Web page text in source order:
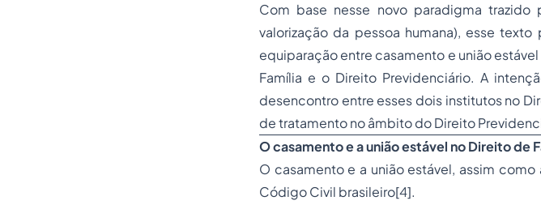
Com base nesse novo paradigma trazido
valorização da pessoa humana), esse
equiparação entre casamento e união
Família e o Direito Previdenciário. A
desencontro entre esses dois institutos no
de tratamento no âmbito do Direito
O casamento e a união estável no Direito de
O casamento e a união estável, assim
Código Civil brasileiro[4].